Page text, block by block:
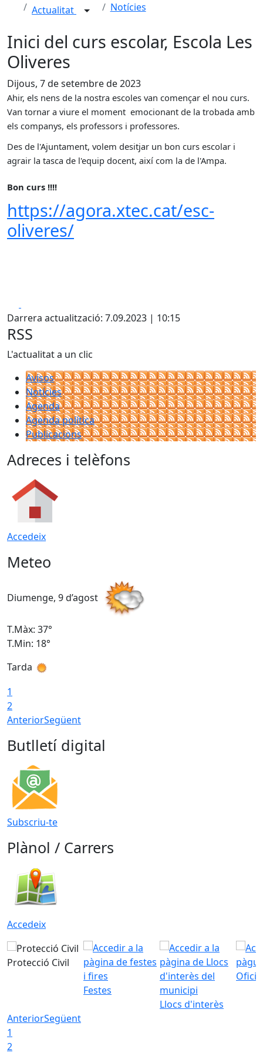
Actualitat Notícies
Inici del curs escolar, Escola Les
Oliveres
Dijous, 7 de setembre de 2023
Ahir, els nens de la nostra escoles van començar el nou curs.
Van tornar a viure el moment emocionant de la trobada amb
els companys, els professors i professores.
Des de l'Ajuntament, volem desitjar un bon curs escolar i
agrair la tasca de l'equip docent, així com la de l'Ampa.
Bon curs !!!!
https://agora.xtec.cat/esc-
oliveres/
Darrera actualització: 7.09.2023 | 10:15
RSS
L'actualitat a un clic
Avisos
Notícies
Agenda
Agenda política
Publicacions
Adreces i telèfons
Accedeix
Meteo
Diumenge, 9 d’agost
T.Màx: 37°
T.Min: 18°
Tarda
1
2
AnteriorSegüent
Butlletí digital
Subscriu-te
Plànol / Carrers
Accedeix
Protecció Civil
Festes
Llocs d'interès
AnteriorSegüent
1
2